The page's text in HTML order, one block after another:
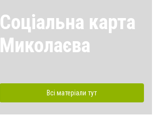
Соціальна карта
Миколаєва
Всі матеріали тут